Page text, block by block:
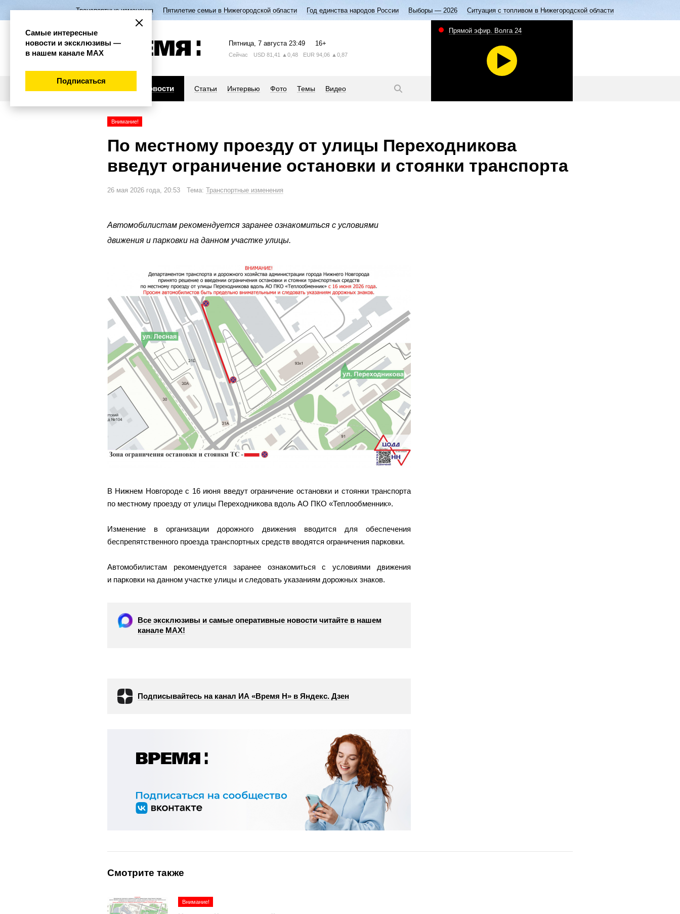
Транспортные изменения Пятилетие семьи в Нижегородской области Год единства народов России Выборы — 2026 Ситуация с топливом в Нижегородской области
Пятница, 7 августа 23:49 16+
Сейчас USD 81,41 ▲0,48 EUR 94,06 ▲0,87
Новости Статьи Интервью Фото Темы Видео
Прямой эфир. Волга 24
Внимание!
По местному проезду от улицы Переходникова
введут ограничение остановки и стоянки транспорта
26 мая 2026 года, 20:53 Тема: Транспортные изменения
Автомобилистам рекомендуется заранее ознакомиться с условиями
движения и парковки на данном участке улицы.
В Нижнем Новгороде с 16 июня введут ограничение остановки и стоянки транспорта
по местному проезду от улицы Переходникова вдоль АО ПКО «Теплообменник».
Изменение в организации дорожного движения вводится для обеспечения
беспрепятственного проезда транспортных средств вводятся ограничения парковки.
Автомобилистам рекомендуется заранее ознакомиться с условиями движения
и парковки на данном участке улицы и следовать указаниям дорожных знаков.
Все эксклюзивы и самые оперативные новости читайте в нашем
канале МАХ!
Подписывайтесь на канал ИА «Время Н» в Яндекс. Дзен
Смотрите также
Внимание!
Самые интересные
новости и эксклюзивы —
в нашем канале МАХ
Подписаться